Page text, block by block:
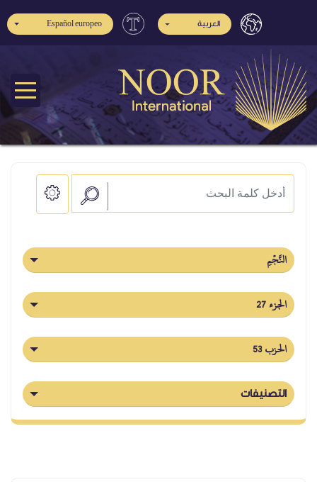
العربية Español europeo
النَّجۡمِ
الجزء 27
الحزب 53
التصنيفات